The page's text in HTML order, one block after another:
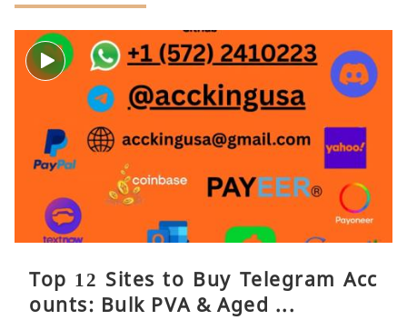
Top 12 Sites to Buy Telegram Acc
ounts: Bulk PVA & Aged ...